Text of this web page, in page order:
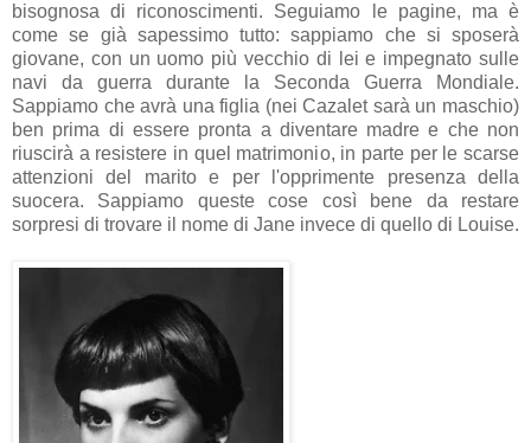
bisognosa di riconoscimenti. Seguiamo le pagine, ma è
come se già sapessimo tutto: sappiamo che si sposerà
giovane, con un uomo più vecchio di lei e impegnato sulle
navi da guerra durante la Seconda Guerra Mondiale.
Sappiamo che avrà una figlia (nei Cazalet sarà un maschio)
ben prima di essere pronta a diventare madre e che non
riuscirà a resistere in quel matrimonio, in parte per le scarse
attenzioni del marito e per l'opprimente presenza della
suocera. Sappiamo queste cose così bene da restare
sorpresi di trovare il nome di Jane invece di quello di Louise.